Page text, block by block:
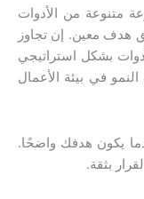
متنوعة من الأدوات
هدف معين. إن تجاوز
بشكل استراتيجي
في بيئة الأعمال
يكون هدفك واضحًا.
بثقة.